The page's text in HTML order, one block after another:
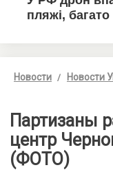
Новости Новости
Партизаны
центр
(ФОТО)